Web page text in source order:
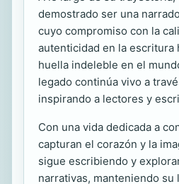
demostrado ser una
cuyo compromiso con la
autenticidad en la escritura
huella indeleble en el
legado continúa vivo a
inspirando a lectores y
Con una vida dedicada a
capturan el corazón y la
sigue escribiendo y
narrativas, manteniendo su